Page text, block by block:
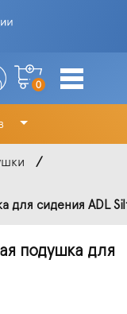
0
для сидения ADL
подушка для